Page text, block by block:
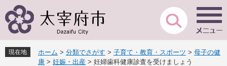
ー
先
頭
ニ
を
飛
現在地 ホーム > 分類でさがす > 子育て・教育・スポーツ > 母子の健
康 > 妊娠・出産 > 妊婦歯科健康診査を受けましょう